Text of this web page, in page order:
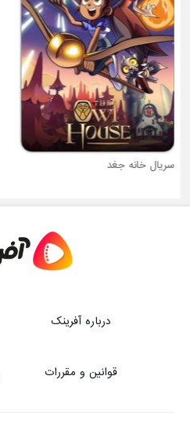
سریال خانه جغد
درباره آفرینک
قوانین و مقررات